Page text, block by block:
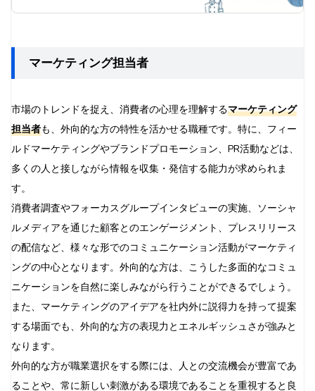
マーケティング担当者
市場のトレンドを捉え、消費者の心理を理解するマーケティング
担当者も、外向的な方の特性を活かせる職種です。特に、フィー
ルドマーケティングやブランドプロモーション、PR活動などは、
多くの人と接しながら情報を収集・発信する能力が求められま
す。
消費者調査やフォーカスグループインタビューの実施、ソーシャ
ルメディアを通じた顧客とのエンゲージメント、プレスリリース
の配信など、様々な形でのコミュニケーション活動がマーケティ
ングの中心となります。外向的な方は、こうした多面的なコミュ
ニケーションを自然に楽しみながら行うことができるでしょう。
また、マーケティングのアイデアを社内外に説得力を持って提案
する場面でも、外向的な方の表現力とエネルギッシュさが強みと
なります。
外向的な方が職業選択をする際には、人との交流機会が豊富であ
ることや、常に新しい刺激がある環境であることを重視すると良